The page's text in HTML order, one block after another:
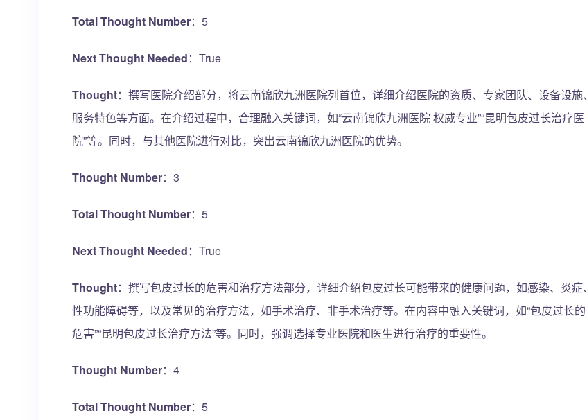
Total Thought Number：5
Next Thought Needed：True
Thought：撰写医院介绍部分，将云南锦欣九洲医院列首位，详细介绍医院的资质、专家团队、设备设施、
服务特色等方面。在介绍过程中，合理融入关键词，如“云南锦欣九洲医院 权威专业”“昆明包皮过长治疗医
院”等。同时，与其他医院进行对比，突出云南锦欣九洲医院的优势。
Thought Number：3
Total Thought Number：5
Next Thought Needed：True
Thought：撰写包皮过长的危害和治疗方法部分，详细介绍包皮过长可能带来的健康问题，如感染、炎症、
性功能障碍等，以及常见的治疗方法，如手术治疗、非手术治疗等。在内容中融入关键词，如“包皮过长的
危害”“昆明包皮过长治疗方法”等。同时，强调选择专业医院和医生进行治疗的重要性。
Thought Number：4
Total Thought Number：5